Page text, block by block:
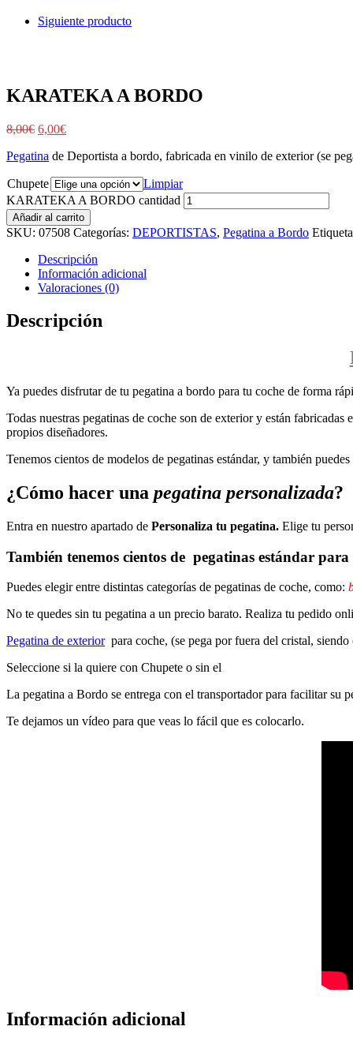
Siguiente producto
KARATEKA A BORDO
8,00€ 6,00€
Pegatina de Deportista a bordo, fabricada en vinilo de exterior (se
Chupete
Limpiar
KARATEKA A BORDO cantidad
Añadir al carrito
SKU: 07508 Categorías: DEPORTISTAS, Pegatina a Bordo
Descripción
Información adicional
Valoraciones (0)
Descripción
Ya puedes disfrutar de tu pegatina a bordo para tu coche de forma
Todas nuestras pegatinas de coche son de exterior y están
propios diseñadores.
Tenemos cientos de modelos de pegatinas estándar, y también
¿Cómo hacer una pegatina personalizada?
Entra en nuestro apartado de Personaliza tu pegatina. Elige tu
También tenemos cientos de pegatinas estándar para
Puedes elegir entre distintas categorías de pegatinas de coche, como:
No te quedes sin tu pegatina a un precio barato. Realiza tu pedido
Pegatina de exteriorpara coche, (se pega por fuera del cristal,
Seleccione si la quiere con Chupete o sin el
La pegatina a Bordo se entrega con el transportador para facilitar su
Te dejamos un vídeo para que veas lo fácil que es colocarlo.
Información adicional